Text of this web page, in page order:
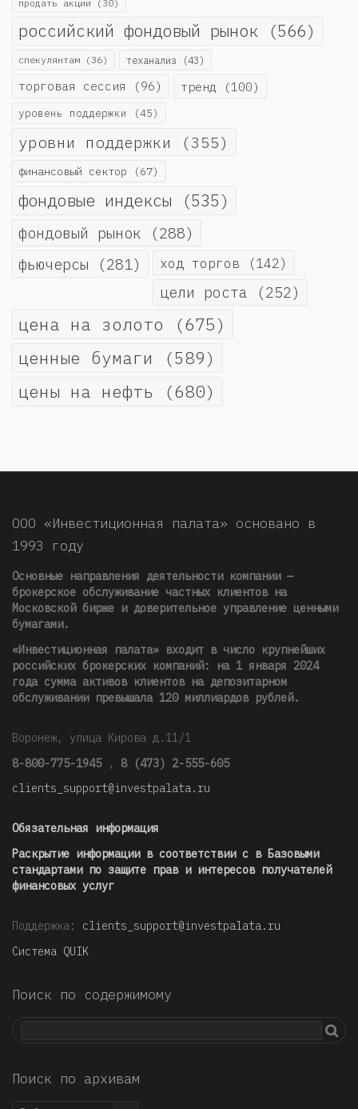
продать акции (30)
российский фондовый рынок (566)
спекулянтам (36) теханализ (43)
торговая сессия (96) тренд (100)
уровень поддержки (45)
уровни поддержки (355)
финансовый сектор (67)
фондовые индексы (535)
фондовый рынок (288)
фьючерсы (281) ход торгов (142)
цели роста (252)
цена на золото (675)
ценные бумаги (589)
цены на нефть (680)
ООО «Инвестиционная палата» основано в
1993 году
Основные направления деятельности компании —
брокерское обслуживание частных клиентов на
Московской бирже и доверительное управление ценными
бумагами.
«Инвестиционная палата» входит в число крупнейших
российских брокерских компаний: на 1 января 2024
года сумма активов клиентов на депозитарном
обслуживании превышала 120 миллиардов рублей.
Воронеж, улица Кирова д.11/1
8-800-775-1945 , 8 (473) 2-555-605
clients_support@investpalata.ru
Обязательная информация
Раскрытие информации в соответствии с в Базовыми
стандартами по защите прав и интересов получателей
финансовых услуг
Поддержка: clients_support@investpalata.ru
Система QUIK
Поиск по содержимому
Поиск по архивам